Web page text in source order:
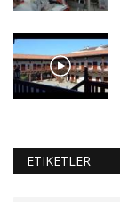
ETIKETLER